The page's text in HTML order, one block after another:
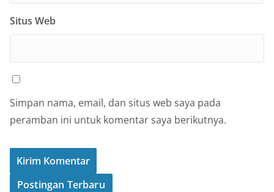
Situs Web
Simpan nama, email, dan situs web saya pada
peramban ini untuk komentar saya berikutnya.
Postingan Terbaru